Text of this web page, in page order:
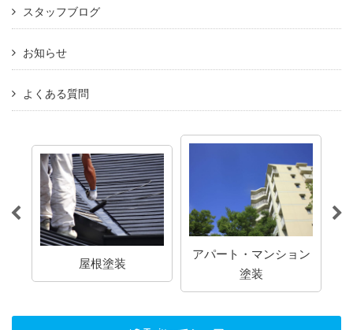
スタッフブログ
お知らせ
よくある質問
屋根塗装
アパート・マンション
塗装